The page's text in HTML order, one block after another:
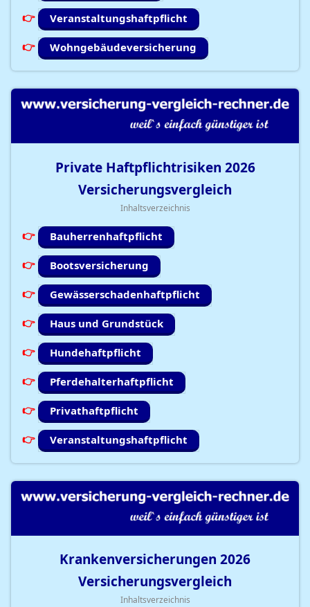
Veranstaltungshaftpflicht
Wohngebäudeversicherung
Private Haftpflichtrisiken 2026
Versicherungsvergleich
Inhaltsverzeichnis
Bauherrenhaftpflicht
Bootsversicherung
Gewässerschadenhaftpflicht
Haus und Grundstück
Hundehaftpflicht
Pferdehalterhaftpflicht
Privathaftpflicht
Veranstaltungshaftpflicht
Krankenversicherungen 2026
Versicherungsvergleich
Inhaltsverzeichnis